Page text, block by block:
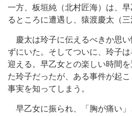
一方、板垣純（北村匠海）は、
るところに遭遇し、猿渡慶太（三
慶太は玲子に伝えるべきか思
ずにいた。そしてついに、玲子
迎える。早乙女との楽しい時間
た玲子だったが、ある事件が起
事実を知ってしまう。
早乙女に振られ、「胸が痛い